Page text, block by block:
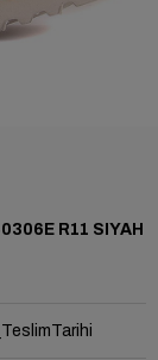
R11 SIYAH